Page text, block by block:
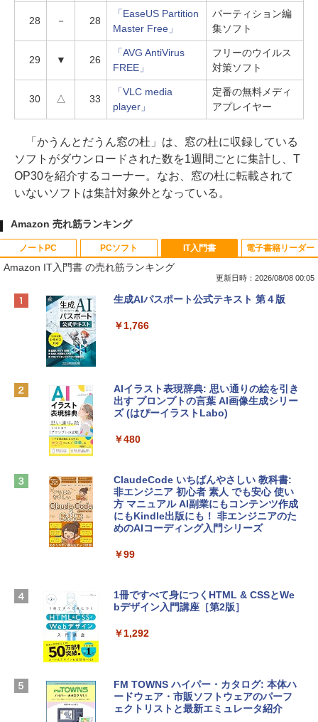
28 － 28
「EaseUS Partition
Master Free」
パーティション編
集ソフト
29 ▼ 26
「AVG AntiVirus
FREE」
フリーのウイルス
対策ソフト
30 △ 33
「VLC media
player」
定番の無料メディ
アプレイヤー
「かうんとだうん窓の杜」は、窓の杜に収録している
ソフトがダウンロードされた数を1週間ごとに集計し、T
OP30を紹介するコーナー。なお、窓の杜に転載されて
いないソフトは集計対象外となっている。
Amazon 売れ筋ランキング
ノートPC
Apple 2026 MacBook Neo A18 Proチッ
e Intelligence、Liquid Retinaディスプ
￥162,598
tomtoc 360°保護 15.6 16インチ パソコ
￥2,952
Apple 2026 MacBook Air M5チップ搭載
igence、13.6インチLiquid Retinaディ
ームカメラ、日本語キーボード、Touch I
D - シルバー
￥261,414
ン 15-fd 15.6インチ 16GBメモリ 512GB
SSD インテル Core 5
PCソフト
Robloxギフトカード - 800 Robux 【限
インゲームコード】 ロブロックス | オン
Robloxギフトカード - 1000 Robux 【限
定バーチャルアイテムを含む】 【オンラ
ラインコード版
Microsoft Office Home & Business 202
4(最新 永続版)|オンラインコード版|Wind
ows11、10/mac対応|PC2台
￥39,582
Robloxギフトカード - 2,000 Robux 【限
定バーチャルアイテムを含む】 【オンラ
ラインコード版
Windows版 | Minecraft (マインクラフ
ト): Java & Bedrock Edition | オンライ
IT入門書
Amazon IT入門書 の売れ筋ランキング
更新日時：2026/08/08 00:05
生成AIパスポート公式テキスト 第４版
￥1,766
AIイラスト表現辞典: 思い通りの絵を引き
出す プロンプトの言葉 AI画像生成シリー
ズ (はぴーイラストLabo)
￥480
ClaudeCode いちばんやさしい 教科書:
非エンジニア 初心者 素人 でも安心 使い
方 マニュアル AI副業にもコンテンツ作成
にもKindle出版にも！ 非エンジニアのた
めのAIコーディング入門シリーズ
￥99
1冊ですべて身につくHTML & CSSとWe
bデザイン入門講座［第2版］
￥1,292
FM TOWNS ハイパー・カタログ: 本体ハ
ードウェア・市販ソフトウェアのパーフ
ェクトリストと最新エミュレータ紹介
電子書籍リーダー